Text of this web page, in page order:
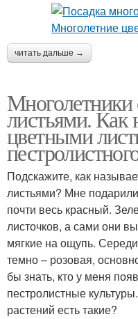
читать дальше →
листьями. Как
цветными
Подскажите, как
листьями? Мне
почти весь красный.
листочков, а сами они
мягкие на ощупь.
темно – розовая,
бы знать, кто у меня
пестролистные
растений есть такие?